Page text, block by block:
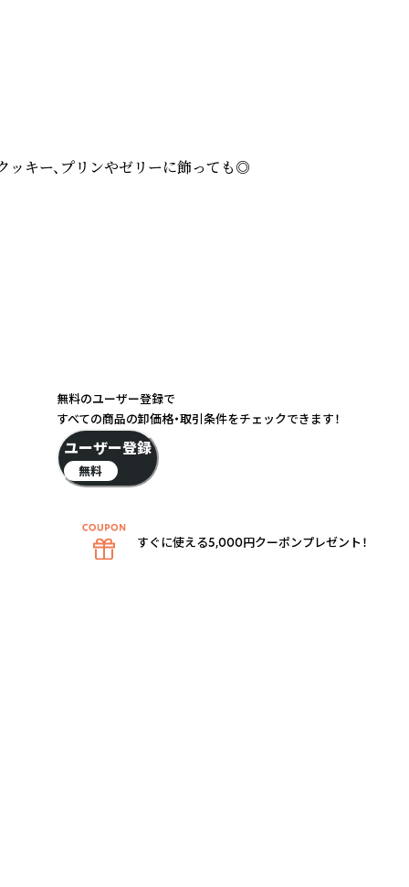
キー、プリンやゼリーに飾っても◎
無料のユーザー登録で
すべての商品の卸価格・取引条件をチェックできます！
ユーザー登録
無料
すぐに使える5,000円クーポンプレゼント！